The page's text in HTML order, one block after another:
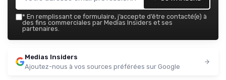
* En remplissant ce formulaire, j’accepte d’être contacté(e) à
des fins commerciales par Medias Insiders et ses
partenaires.
Medias Insiders
Ajoutez-nous à vos sources préférées sur Google